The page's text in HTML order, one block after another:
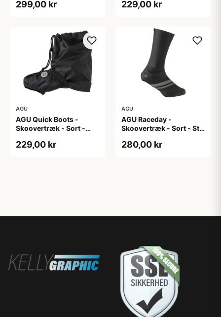
299,00 kr 229,00 kr
AGU
AGU Quick Boots -
Skoovertræk - Sort -
229,00 kr
AGU
AGU Raceday -
Skoovertræk - Sort - Str.
280,00 kr